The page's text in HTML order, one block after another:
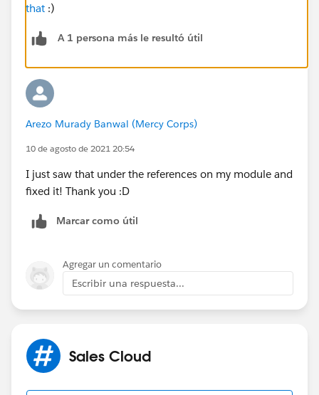
that :)
A 1 persona más le resultó útil
Arezo Murady Banwal (Mercy Corps)
10 de agosto de 2021 20:54
I just saw that under the references on my module and
fixed it! Thank you :D
Marcar como útil
Agregar un comentario
Escribir una respuesta...
Sales Cloud